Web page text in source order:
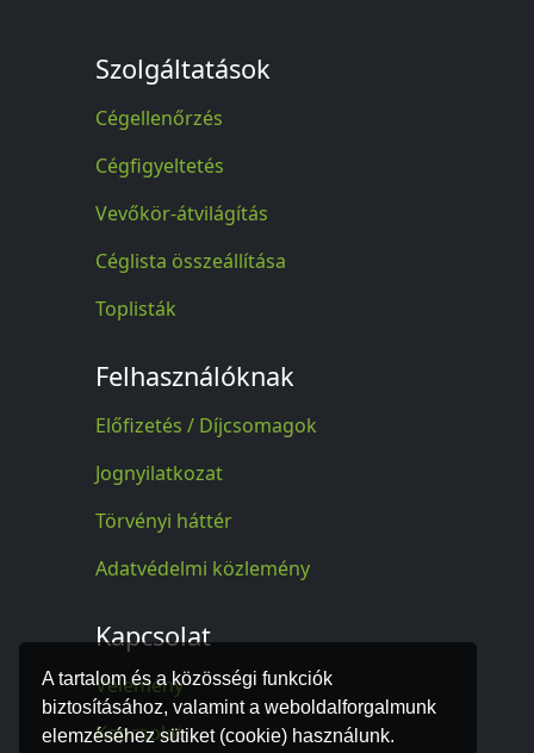
A tartalom és a közösségi funkciók
biztosításához, valamint a weboldalforgalmunk
elemzéséhez sütiket (cookie) használunk.
Szolgáltatások
Cégellenőrzés
Cégfigyeltetés
Vevőkör-átvilágítás
Céglista összeállítása
Toplisták
Felhasználóknak
Előfizetés / Díjcsomagok
Jognyilatkozat
Törvényi háttér
Adatvédelmi közlemény
Kapcsolat
Vélemény
Kapcsolat